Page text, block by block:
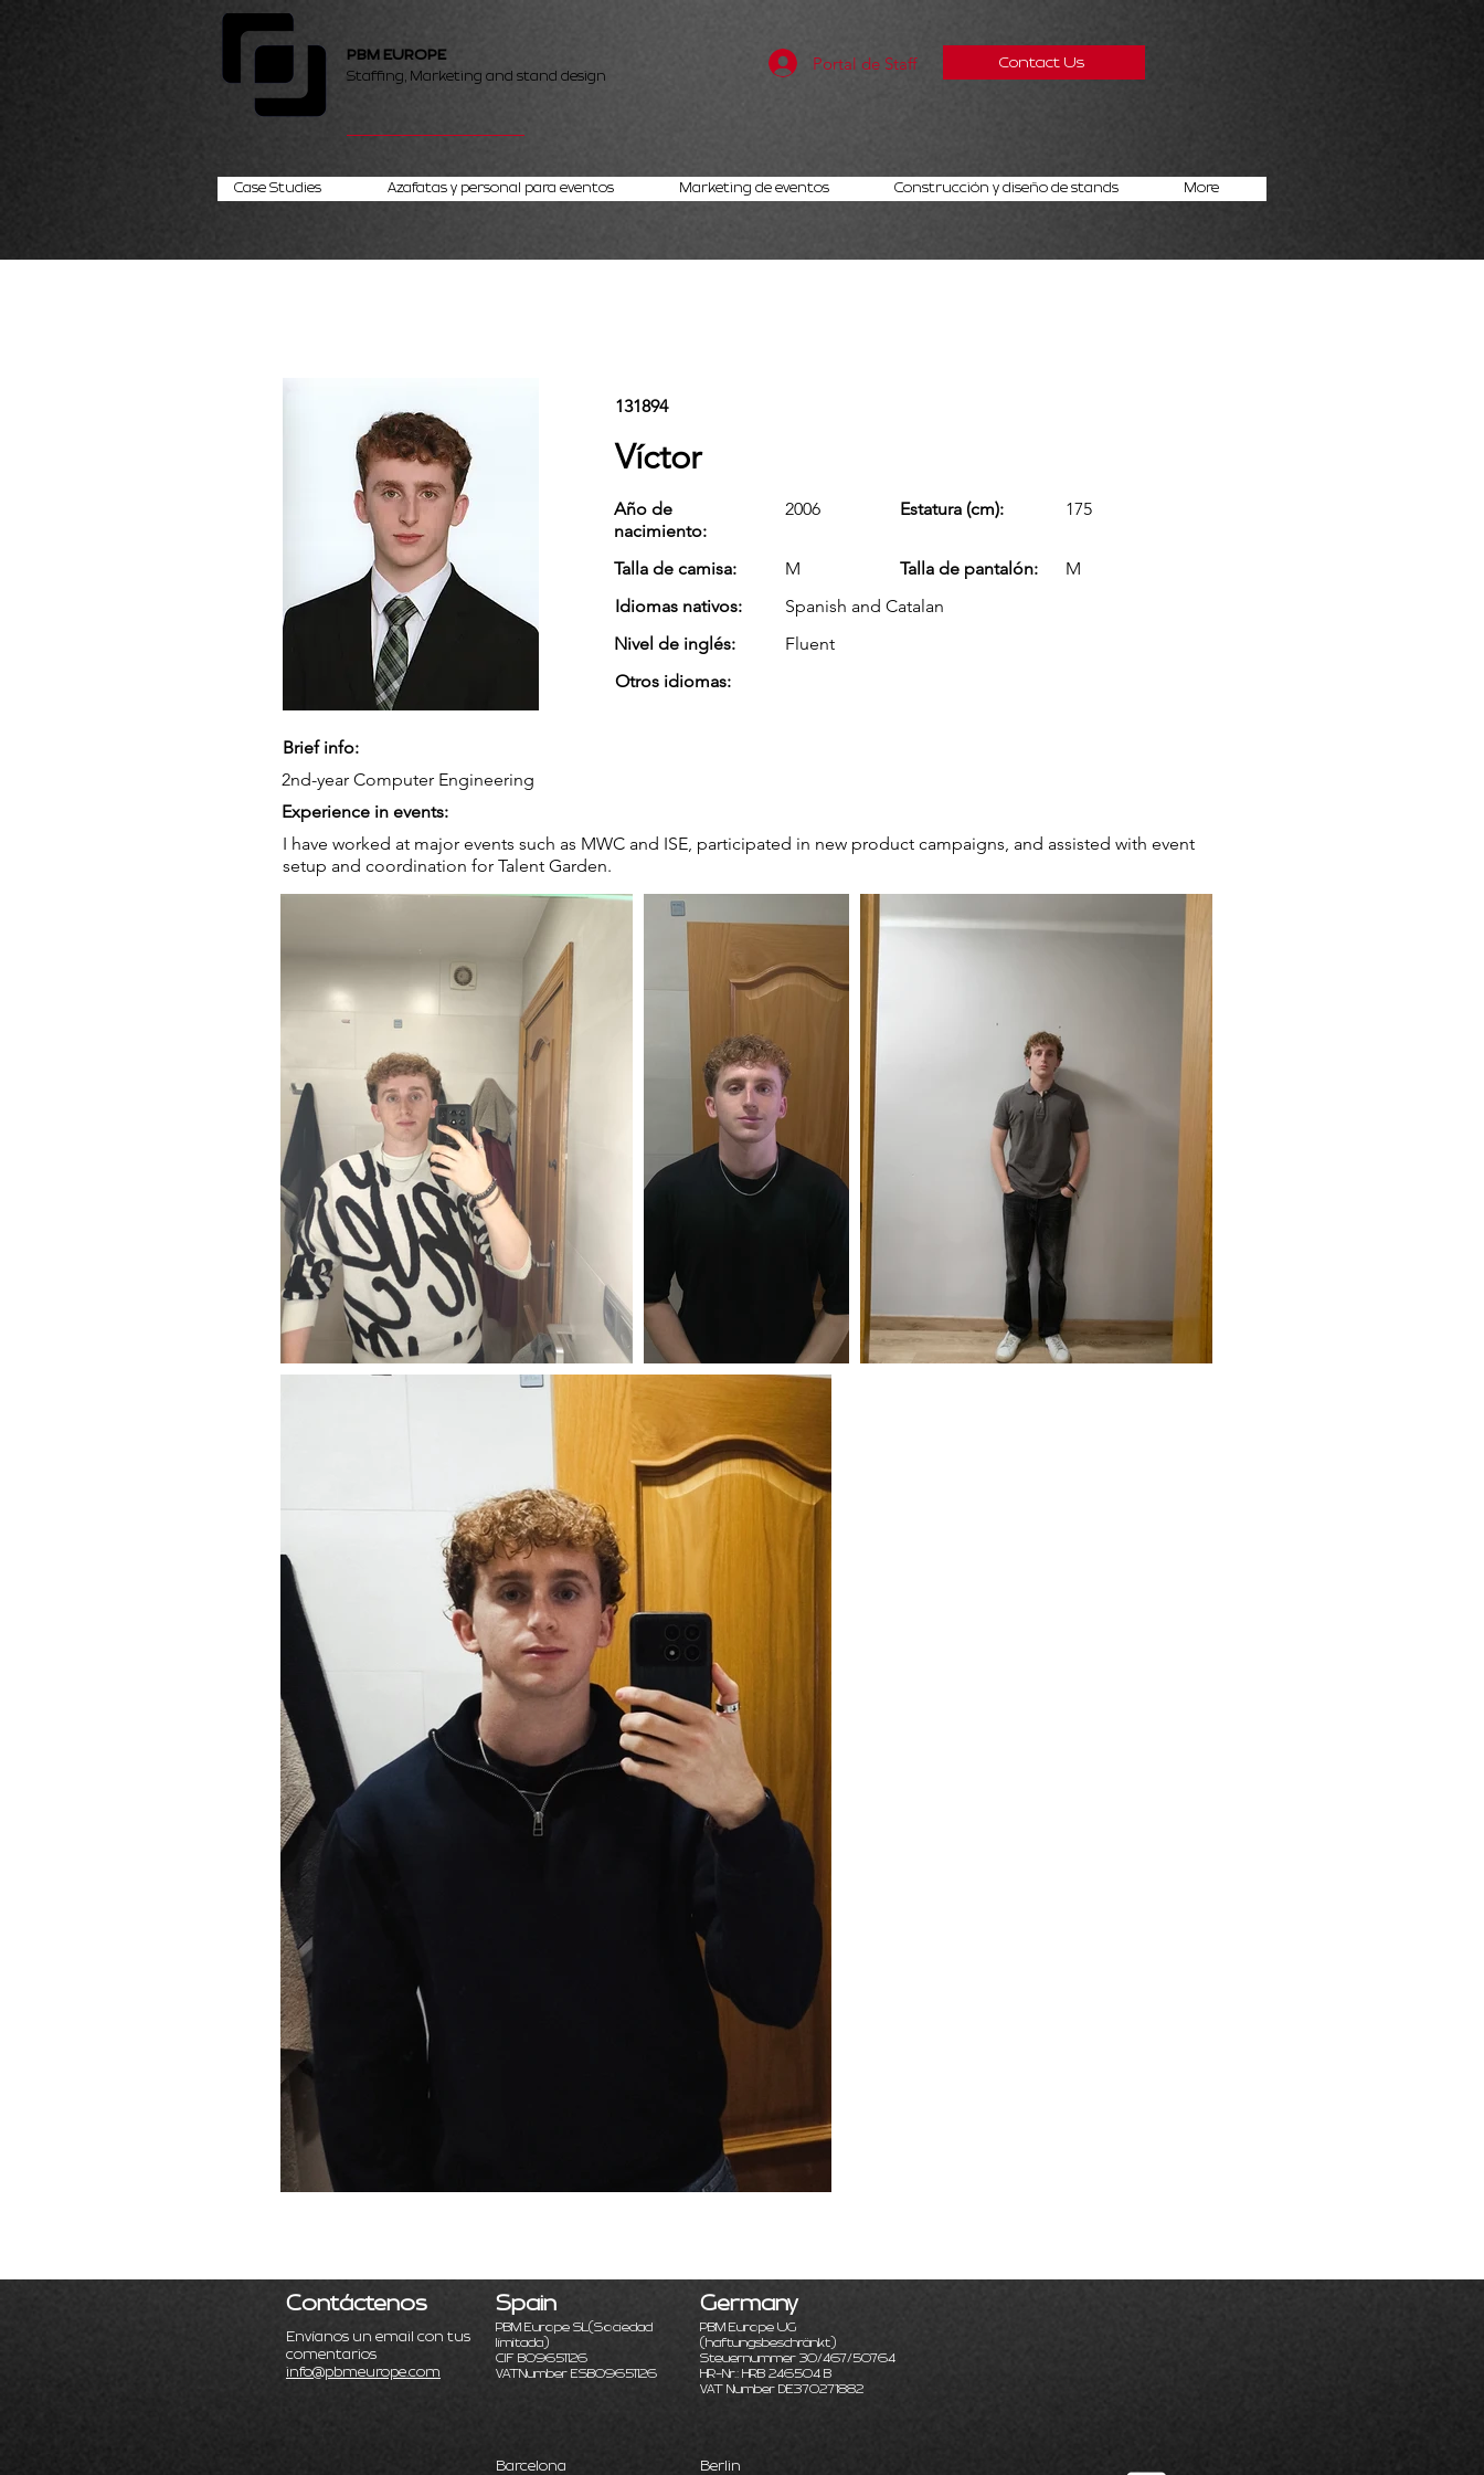
PBM EUROPE
Staffing, Marketing and stand design
Portal de Staff Contact Us
Case Studies Azafatas y personal para eventos Marketing de eventos Construcción y diseño de stands More
131894
Víctor
Año de
nacimiento:
2006 Estatura (cm): 175
Talla de camisa: M Talla de pantalón:
M
Idiomas nativos:
Spanish and Catalan
Nivel de inglés:
Fluent
Otros idiomas:
Brief info:
2nd-year Computer Engineering
Experience in events:
I have worked at major events such as MWC and ISE, participated in new product campaigns, and assisted with event
setup and coordination for Talent Garden.
Contáctenos
Envíanos un email con tus
comentarios
info@pbmeurope.com
Spain
PBM Europe SL (Sociedad
limitada)
CIF B09651126
VATNumber ESB09651126
Germany
PBM Europe UG
(haftungsbeschränkt)
Steuernummer 30/467/50764
HR-Nr.: HRB 246504 B
VAT Number DE370271882
Barcelona
Berlin